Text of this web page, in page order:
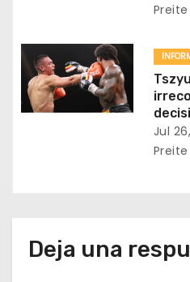
a
s
Preite
Jul
Preite
Deja una